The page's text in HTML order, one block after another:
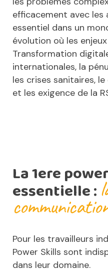
efficacement avec les
essentiel dans un
évolution où les
Transformation
internationales, la
les crises sanitaires,
et les exigence de la
La 1ere
essentielle :
Pour les travailleurs
Power Skills sont
dans leur domaine.